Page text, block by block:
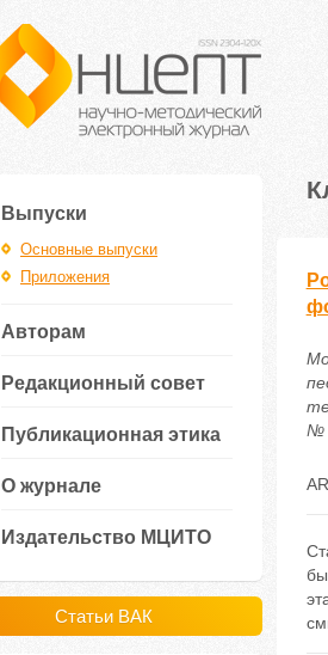
Выпуски
Основные выпуски
Приложения
Авторам
Редакционный совет
Публикационная этика
О журнале
Издательство МЦИТО
Статьи ВАК
№